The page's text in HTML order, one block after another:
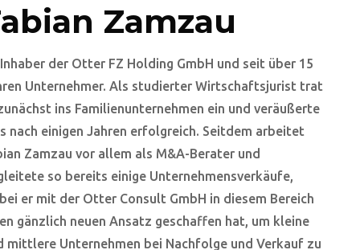
Zamzau
der Otter FZ Holding GmbH und seit über 15
Unternehmer. Als studierter Wirtschaftsjurist trat
ins Familienunternehmen ein und veräußerte
nach einigen Jahren erfolgreich. Seitdem arbeitet
Zamzau vor allem als M&A-Berater und
so bereits einige Unternehmensverkäufe,
er mit der Otter Consult GmbH in diesem Bereich
gänzlich neuen Ansatz geschaffen hat, um kleine
mittlere Unternehmen bei Nachfolge und Verkauf zu